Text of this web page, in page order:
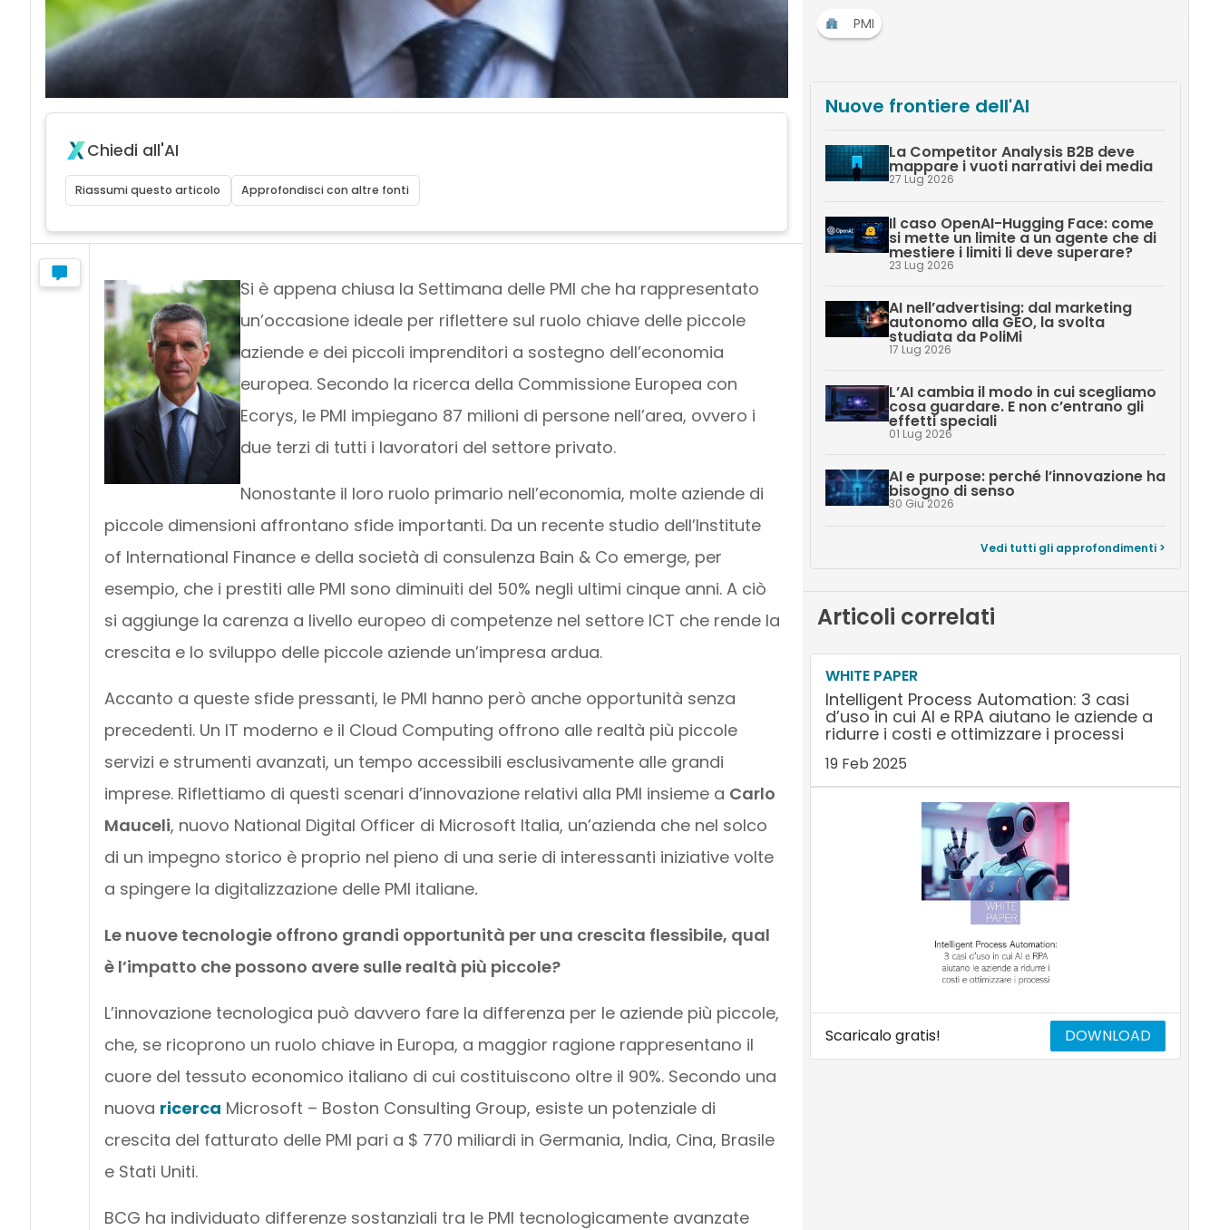
Chiedi all'AI
Riassumi questo articolo Approfondisci con altre fonti
Si è appena chiusa la Settimana delle PMI che ha rappresentato
un’occasione ideale per riflettere sul ruolo chiave delle piccole
aziende e dei piccoli imprenditori a sostegno dell’economia
europea. Secondo la ricerca della Commissione Europea con
Ecorys, le PMI impiegano 87 milioni di persone nell’area, ovvero i
due terzi di tutti i lavoratori del settore privato.
Nonostante il loro ruolo primario nell’economia, molte aziende di
piccole dimensioni affrontano sfide importanti. Da un recente studio dell’Institute
of International Finance e della società di consulenza Bain & Co emerge, per
esempio, che i prestiti alle PMI sono diminuiti del 50% negli ultimi cinque anni. A ciò
si aggiunge la carenza a livello europeo di competenze nel settore ICT che rende la
crescita e lo sviluppo delle piccole aziende un’impresa ardua.
Accanto a queste sfide pressanti, le PMI hanno però anche opportunità senza
precedenti. Un IT moderno e il Cloud Computing offrono alle realtà più piccole
servizi e strumenti avanzati, un tempo accessibili esclusivamente alle grandi
imprese. Riflettiamo di questi scenari d’innovazione relativi alla PMI insieme a Carlo
Mauceli, nuovo National Digital Officer di Microsoft Italia, un’azienda che nel solco
di un impegno storico è proprio nel pieno di una serie di interessanti iniziative volte
a spingere la digitalizzazione delle PMI italiane.
Le nuove tecnologie offrono grandi opportunità per una crescita flessibile, qual
è l’impatto che possono avere sulle realtà più piccole?
L’innovazione tecnologica può davvero fare la differenza per le aziende più piccole,
che, se ricoprono un ruolo chiave in Europa, a maggior ragione rappresentano il
cuore del tessuto economico italiano di cui costituiscono oltre il 90%. Secondo una
nuova ricerca Microsoft – Boston Consulting Group, esiste un potenziale di
crescita del fatturato delle PMI pari a $ 770 miliardi in Germania, India, Cina, Brasile
e Stati Uniti.
BCG ha individuato differenze sostanziali tra le PMI tecnologicamente avanzate
PMI
Nuove frontiere dell'AI
La Competitor Analysis B2B deve
mappare i vuoti narrativi dei media
27 Lug 2026
Il caso OpenAI-Hugging Face: come
si mette un limite a un agente che di
mestiere i limiti li deve superare?
23 Lug 2026
AI nell’advertising: dal marketing
autonomo alla GEO, la svolta
studiata da PoliMi
17 Lug 2026
L’AI cambia il modo in cui scegliamo
cosa guardare. E non c’entrano gli
effetti speciali
01 Lug 2026
AI e purpose: perché l’innovazione ha
bisogno di senso
30 Giu 2026
Vedi tutti gli approfondimenti >
Articoli correlati
WHITE PAPER
Intelligent Process Automation: 3 casi
d’uso in cui AI e RPA aiutano le aziende a
ridurre i costi e ottimizzare i processi
19 Feb 2025
Scaricalo gratis! DOWNLOAD